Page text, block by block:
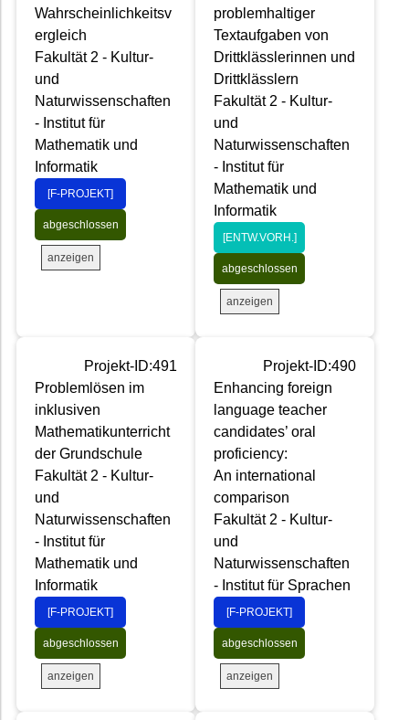
Wahrscheinlichkeitsv
ergleich
Fakultät 2 - Kultur-
und
Naturwissenschaften
- Institut für
Mathematik und
Informatik
[F-PROJEKT]
abgeschlossen
anzeigen
problemhaltiger
Textaufgaben von
Drittklässlerinnen und
Drittklässlern
Fakultät 2 - Kultur-
und
Naturwissenschaften
- Institut für
Mathematik und
Informatik
[ENTW.VORH.]
abgeschlossen
anzeigen
Projekt-ID:491
Problemlösen im
inklusiven
Mathematikunterricht
der Grundschule
Fakultät 2 - Kultur-
und
Naturwissenschaften
- Institut für
Mathematik und
Informatik
[F-PROJEKT]
abgeschlossen
anzeigen
Projekt-ID:490
Enhancing foreign
language teacher
candidates’ oral
proficiency:
An international
comparison
Fakultät 2 - Kultur-
und
Naturwissenschaften
- Institut für Sprachen
[F-PROJEKT]
abgeschlossen
anzeigen